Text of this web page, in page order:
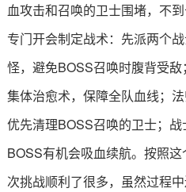
血攻击和召唤的卫士围堵，不
专门开会制定战术：先派两个
怪，避免BOSS召唤时腹背受
集体治愈术，保障全队血线；
优先清理BOSS召唤的卫士；
BOSS有机会吸血续航。按照
次挑战顺利了很多，虽然过程